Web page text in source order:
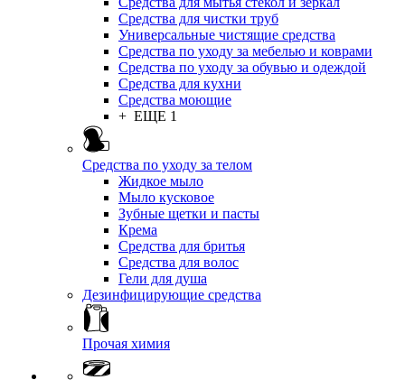
Средства для чистки труб
Универсальные чистящие средства
Средства по уходу за мебелью и коврами
Средства по уходу за обувью и одеждой
Средства для кухни
Средства моющие
+ ЕЩЕ 1
Средства по уходу за телом
Жидкое мыло
Мыло кусковое
Зубные щетки и пасты
Крема
Средства для бритья
Средства для волос
Гели для душа
Дезинфицирующие средства
Прочая химия